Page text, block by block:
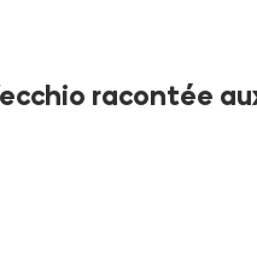
racontée